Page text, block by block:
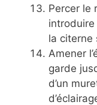
Percer le
la citerne
Amener
garde
d’un